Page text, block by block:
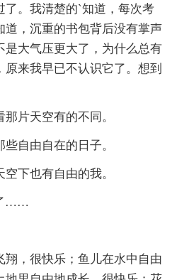
了。我清楚的`知道，每次考
道，沉重的书包背后没有掌声
是大气压更大了，为什么总有
来我早已不认识它了。想到
片天空有的不同。
自由自在的日子。
下也有自由的我。
……
翔，很快乐；鱼儿在水中自由